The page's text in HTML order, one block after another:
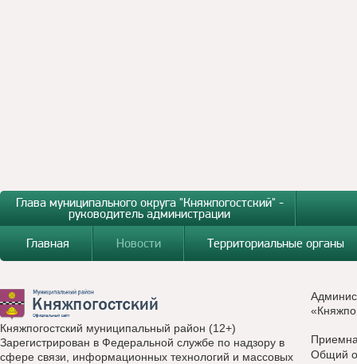
Глава муниципального округа "Княжпогостский" -
руководитель администрации
Главная
Новости Территориальные органы
Княжпогостский муниципальный район (12+)
Зарегистрирован в Федеральной службе по надзору в
сфере связи, информационных технологий и массовых
Общий